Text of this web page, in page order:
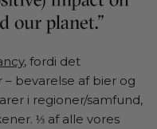
, fordi det
bevarelse af bier og
i regioner/samfund,
⅓ af alle vores